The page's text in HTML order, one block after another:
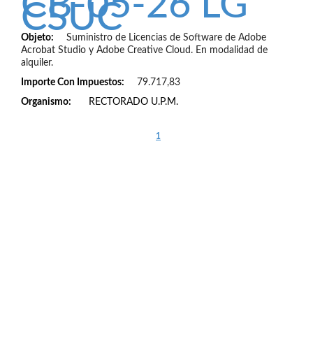
CSUC
Objeto:
Suministro de Licencias de Software de Adobe
Acrobat Studio y Adobe Creative Cloud. En modalidad de
alquiler.
Importe Con Impuestos:
79.717,83
Organismo:
RECTORADO U.P.M.
1